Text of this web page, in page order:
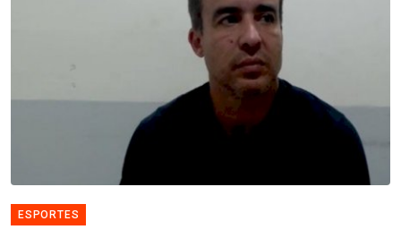
ESPORTES